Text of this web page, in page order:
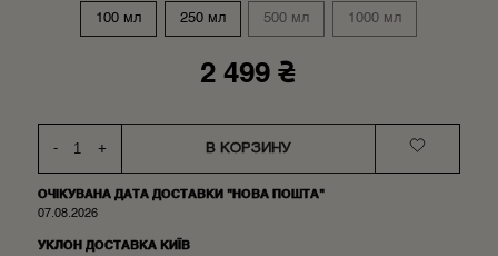
100 мл 1000 мл
250 мл 500 мл
2 499 ₴
- + В КОРЗИНУ
ОЧІКУВАНА ДАТА ДОСТАВКИ "НОВА ПОШТА"
07.08.2026
УКЛОН ДОСТАВКА КИЇВ